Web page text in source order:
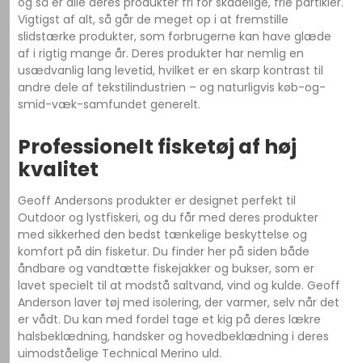
Vigtigst af alt, så går de meget op i at fremstille
slidstærke produkter, som forbrugerne kan have glæde
af i rigtig mange år. Deres produkter har nemlig en
usædvanlig lang levetid, hvilket er en skarp kontrast til
andre dele af tekstilindustrien – og naturligvis køb-og-
smid-væk-samfundet generelt.
Professionelt fisketøj af høj
kvalitet
Geoff Andersons produkter er designet perfekt til
Outdoor og lystfiskeri, og du får med deres produkter
med sikkerhed den bedst tænkelige beskyttelse og
komfort på din fisketur. Du finder her på siden både
åndbare og vandtætte fiskejakker og bukser, som er
lavet specielt til at modstå saltvand, vind og kulde. Geoff
Anderson laver tøj med isolering, der varmer, selv når det
er vådt. Du kan med fordel tage et kig på deres lækre
halsbeklædning, handsker og hovedbeklædning i deres
uimodståelige Technical Merino uld.